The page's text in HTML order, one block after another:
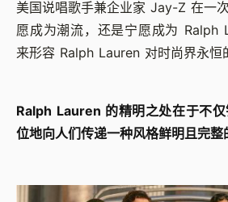
美国说唱歌手兼企业家 Jay-Z 在一
愿成为潮流，还是宁愿成为 Ralph
来形容 Ralph Lauren 对时尚界永恒
Ralph Lauren 的精明之处在于不
位地向人们传递一种风格鲜明且完整